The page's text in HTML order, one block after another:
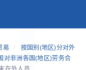
易 /
按国别(地区)分对外
对非洲各国(地区)劳务合